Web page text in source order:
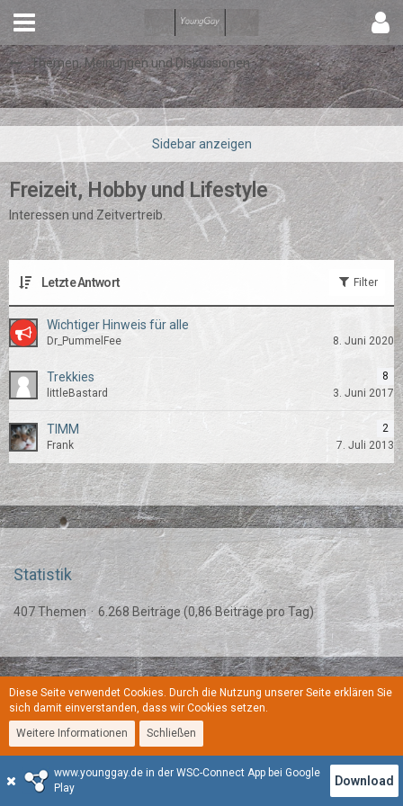
Themen, Meinungen und Diskussionen
Freizeit, Hobby und Lifestyle
Interessen und Zeitvertreib.
Letzte Antwort Filter
Wichtiger Hinweis für alle
Dr_PummelFee 8. Juni 2020
Trekkies
8
littleBastard
3. Juni 2017
TIMM
2
Frank
7. Juli 2013
Statistik
407 Themen 6.268 Beiträge (0,86 Beiträge pro Tag)
Regeln Datenschutzerklärung Kontakt
Stil:YoungGay
Community-Software:WoltLab Suite™
www.younggay.de in der WSC-Connect App bei Google
Play
Download
Diese Seite verwendet Cookies. Durch die Nutzung unserer Seite erklären Sie
sich damit einverstanden, dass wir Cookies setzen.
Weitere Informationen
Schließen